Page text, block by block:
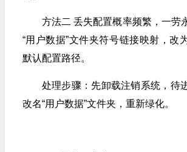
方法二 丢失配置概率频繁，一劳
“用户数据”文件夹符号链接映射，改
默认配置路径。
处理步骤：先卸载注销系统，待
改名“用户数据”文件夹，重新绿化。